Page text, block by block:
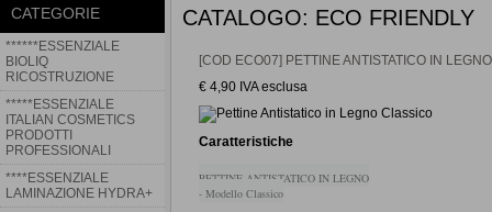
CATEGORIE
******ESSENZIALE
BIOLIQ
RICOSTRUZIONE
*****ESSENZIALE
ITALIAN COSMETICS
PRODOTTI
PROFESSIONALI
****ESSENZIALE
LAMINAZIONE HYDRA+
CATALOGO: ECO FRIENDLY
[COD ECO07] PETTINE ANTISTATICO IN
€ 4,90 IVA esclusa
Caratteristiche
PETTINE ANTISTATICO IN LEGNO
- Modello Classico
STANDARD RAGNO NERA